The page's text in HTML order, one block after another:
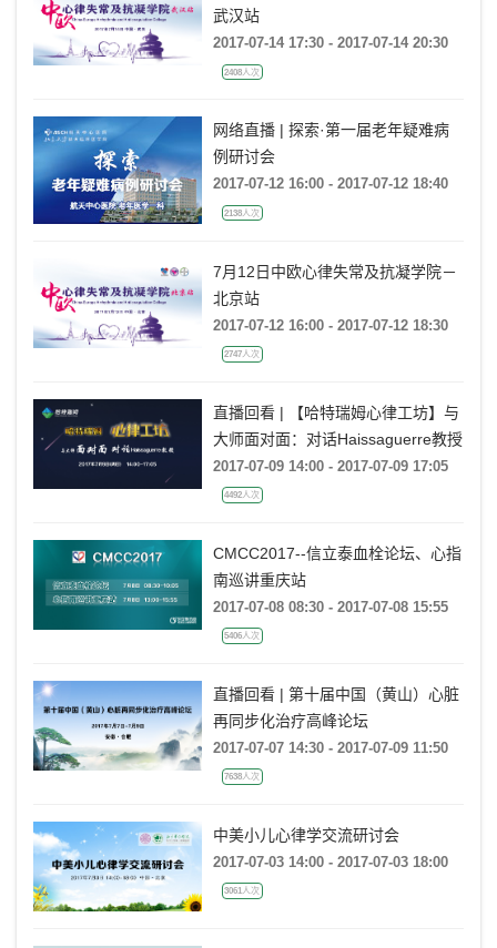
武汉站
2017-07-14 17:30 - 2017-07-14 20:30
2408人次
网络直播 | 探索·第一届老年疑难病
例研讨会
2017-07-12 16:00 - 2017-07-12 18:40
2138人次
7月12日中欧心律失常及抗凝学院－
北京站
2017-07-12 16:00 - 2017-07-12 18:30
2747人次
直播回看 | 【哈特瑞姆心律工坊】与
大师面对面：对话Haissaguerre教授
2017-07-09 14:00 - 2017-07-09 17:05
4492人次
CMCC2017--信立泰血栓论坛、心指
南巡讲重庆站
2017-07-08 08:30 - 2017-07-08 15:55
5406人次
直播回看 | 第十届中国（黄山）心脏
再同步化治疗高峰论坛
2017-07-07 14:30 - 2017-07-09 11:50
7638人次
中美小儿心律学交流研讨会
2017-07-03 14:00 - 2017-07-03 18:00
3061人次